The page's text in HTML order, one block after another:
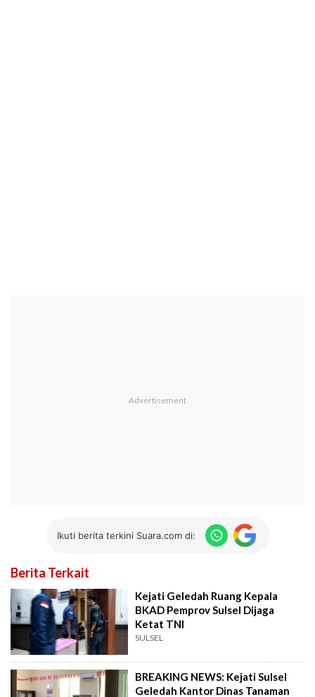
Ikuti berita terkini Suara.com di:
Berita Terkait
Kejati Geledah Ruang Kepala
BKAD Pemprov Sulsel Dijaga
Ketat TNI
SULSEL
BREAKING NEWS: Kejati Sulsel
Geledah Kantor Dinas Tanaman